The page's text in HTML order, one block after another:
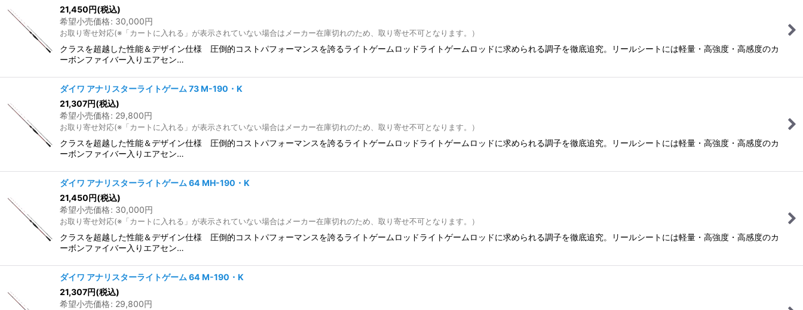
21,450円(税込)
希望小売価格: 30,000円
お取り寄せ対応(※「カートに入れる」が表示されていない場合はメーカー在庫切れのため、取り寄せ不可となります。）
クラスを超越した性能＆デザイン仕様 圧倒的コストパフォーマンスを誇るライトゲームロッドライトゲームロッドに求められる調子を徹底追究。リールシートには軽量・高強度・高感度のカ
ーボンファイバー入りエアセン…
ダイワ アナリスターライトゲーム 73 M-190・K
21,307円(税込)
希望小売価格: 29,800円
お取り寄せ対応(※「カートに入れる」が表示されていない場合はメーカー在庫切れのため、取り寄せ不可となります。）
クラスを超越した性能＆デザイン仕様 圧倒的コストパフォーマンスを誇るライトゲームロッドライトゲームロッドに求められる調子を徹底追究。リールシートには軽量・高強度・高感度のカ
ーボンファイバー入りエアセン…
ダイワ アナリスターライトゲーム 64 MH-190・K
21,450円(税込)
希望小売価格: 30,000円
お取り寄せ対応(※「カートに入れる」が表示されていない場合はメーカー在庫切れのため、取り寄せ不可となります。）
クラスを超越した性能＆デザイン仕様 圧倒的コストパフォーマンスを誇るライトゲームロッドライトゲームロッドに求められる調子を徹底追究。リールシートには軽量・高強度・高感度のカ
ーボンファイバー入りエアセン…
ダイワ アナリスターライトゲーム 64 M-190・K
21,307円(税込)
希望小売価格: 29,800円